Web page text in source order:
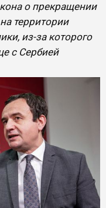
о прекращении
территории
из-за которого
с Сербией